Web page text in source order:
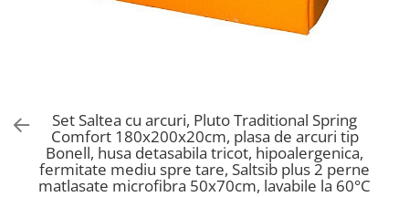
Saltele Memory Pocket
Saltele cu plasa arcuri
Saltele cu spuma
Scaune pentru living
Seturi comode living si vitrine
Mobila living
Scaune birou copii
Scaune resigilate
Scaune gradinita
Set Saltea cu arcuri, Pluto Traditional Spring
Comfort 180x200x20cm, plasa de arcuri tip
Bonell, husa detasabila tricot, hipoalergenica,
fermitate mediu spre tare, Saltsib plus 2 perne
matlasate microfibra 50x70cm, lavabile la 60°C